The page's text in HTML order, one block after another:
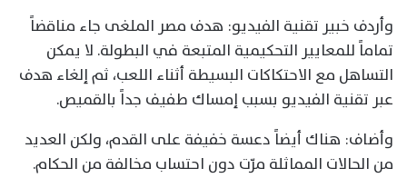
وأردف خبير تقنية الفيديو: هدف مصر الملغى جاء مناقضاً
تماماً للمعايير التحكيمية المتبعة في البطولة. لا يمكن
التساهل مع الاحتكاكات البسيطة أثناء اللعب، ثم إلغاء هدف
عبر تقنية الفيديو بسبب إمساك طفيف جداً بالقميص.
وأضاف: هناك أيضاً دعسة خفيفة على القدم، ولكن العديد
من الحالات المماثلة مرّت دون احتساب مخالفة من الحكام.